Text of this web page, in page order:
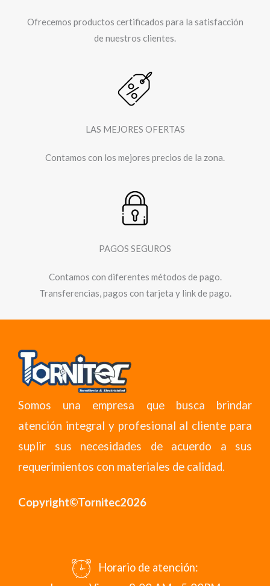
Ofrecemos productos certificados para la satisfacción
de nuestros clientes.
LAS MEJORES OFERTAS
Contamos con los mejores precios de la zona.
PAGOS SEGUROS
Contamos con diferentes métodos de pago.
Transferencias, pagos con tarjeta y link de pago.
Somos una empresa que busca brindar
atención integral y profesional al cliente para
suplir sus necesidades de acuerdo a sus
requerimientos con materiales de calidad.
Copyright©Tornitec2026
Horario de atención: